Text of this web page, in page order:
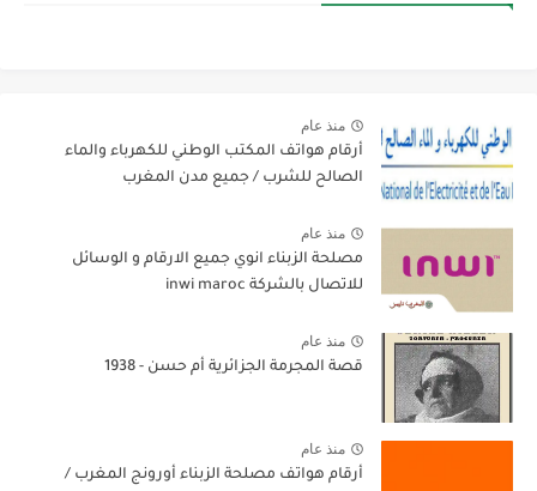
منذ عام
أرقام هواتف المكتب الوطني للكهرباء والماء
الصالح للشرب / جميع مدن المغرب
منذ عام
مصلحة الزبناء انوي جميع الارقام و الوسائل
للاتصال بالشركة inwi maroc
منذ عام
قصة المجرمة الجزائرية أم حسن - 1938
منذ عام
أرقام هواتف مصلحة الزبناء أورونج المغرب /